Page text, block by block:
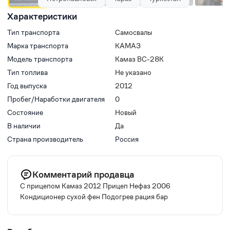
Характеристики
Тип транспорта
Самосвалы
Марка транспорта
КАМАЗ
Модель транспорта
Камаз ВС-28К
Тип топлива
Не указано
Год выпуска
2012
Пробег/Наработки двигателя
0
Состояние
Новый
В наличии
Да
Страна производитель
Россия
Комментарий продавца
С прицепом Камаз 2012 Прицеп Нефаз 2006
Кондиционер сухой фен Подогрев рация бар